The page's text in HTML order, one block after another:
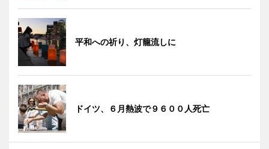
平和への祈り、灯籠流しに
ドイツ、６月熱波で９６００人死亡